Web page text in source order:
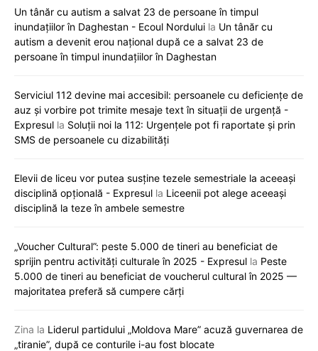
Un tânăr cu autism a salvat 23 de persoane în timpul
inundațiilor în Daghestan - Ecoul Nordului la Un tânăr cu
autism a devenit erou național după ce a salvat 23 de
persoane în timpul inundațiilor în Daghestan
Serviciul 112 devine mai accesibil: persoanele cu deficiențe de
auz și vorbire pot trimite mesaje text în situații de urgență -
Expresul la Soluții noi la 112: Urgențele pot fi raportate și prin
SMS de persoanele cu dizabilități
Elevii de liceu vor putea susține tezele semestriale la aceeași
disciplină opțională - Expresul la Liceenii pot alege aceeași
disciplină la teze în ambele semestre
„Voucher Cultural”: peste 5.000 de tineri au beneficiat de
sprijin pentru activități culturale în 2025 - Expresul la Peste
5.000 de tineri au beneficiat de voucherul cultural în 2025 —
majoritatea preferă să cumpere cărți
Zina la Liderul partidului „Moldova Mare” acuză guvernarea de
„tiranie”, după ce conturile i-au fost blocate